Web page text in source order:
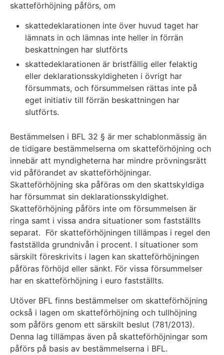
skatteförhöjning påförs, om
skattedeklarationen inte över huvud taget har
lämnats in och lämnas inte heller in förrän
beskattningen har slutförts
skattedeklarationen är bristfällig eller felaktig
eller deklarationsskyldigheten i övrigt har
försummats, och försummelsen rättas inte på
eget initiativ till förrän beskattningen har
slutförts.
Bestämmelsen i BFL 32 § är mer schablonmässig än
de tidigare bestämmelserna om skatteförhöjning och
innebär att myndigheterna har mindre prövningsrätt
vid påförandet av skatteförhöjningar.
Skatteförhöjning ska påföras om den skattskyldiga
har försummat sin deklarationsskyldighet.
Skatteförhöjning påförs inte om försummelsen är
ringa samt i vissa andra situationer som fastställts
separat. För skatteförhöjningen tillämpas i regel den
fastställda grundnivån i procent. I situationer som
särskilt föreskrivits i lagen kan skatteförhöjningen
påföras förhöjd eller sänkt. För vissa försummelser
har en skatteförhöjning i euro fastställts.
Utöver BFL finns bestämmelser om skatteförhöjning
också i lagen om skatteförhöjning och tullhöjning
som påförs genom ett särskilt beslut (781/2013).
Denna lag tillämpas även på skatteförhöjningar som
påförs på basis av bestämmelserna i BFL.